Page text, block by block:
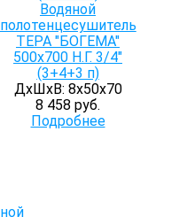
Водяной
полотенцесушитель
ТЕРА "БОГЕМА"
500х700 Н.Г. 3/4"
(3+4+3 п)
ДхШхВ: 8х50х70
8 458 руб.
Подробнее